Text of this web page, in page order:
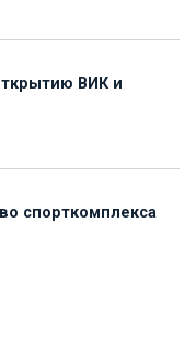
ВИК и
спорткомплекса